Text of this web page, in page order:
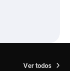
Ver todos